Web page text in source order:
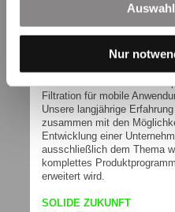
Nur
Multipass Test
SOLIDE BASIS
SOFIMA HYDRAULIC
Filtration für mobile
Unsere langjährige
zusammen mit den
Entwicklung einer
ausschließlich dem Thema
komplettes
erweitert wird.
SOLIDE ZUKUNFT